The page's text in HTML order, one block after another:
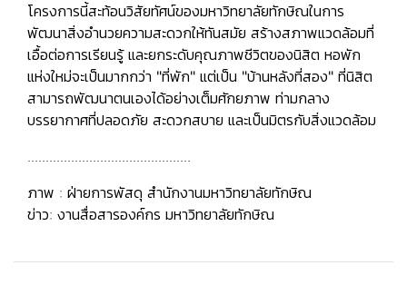
โครงการนี้สะท้อนวิสัยทัศน์ของมหาวิทยาลัยทักษิณในการ
พัฒนาสิ่งอำนวยความสะดวกให้ทันสมัย สร้างสภาพแวดล้อมที่
เอื้อต่อการเรียนรู้ และยกระดับคุณภาพชีวิตของนิสิต หอพัก
แห่งใหม่จะเป็นมากกว่า "ที่พัก" แต่เป็น "บ้านหลังที่สอง" ที่นิสิต
สามารถพัฒนาตนเองได้อย่างเต็มศักยภาพ ท่ามกลาง
บรรยากาศที่ปลอดภัย สะดวกสบาย และเป็นมิตรกับสิ่งแวดล้อม
ภาพ : ฝ่ายการพัสดุ สำนักงานมหาวิทยาลัยทักษิณ
ข่าว: งานสื่อสารองค์กร มหาวิทยาลัยทักษิณ